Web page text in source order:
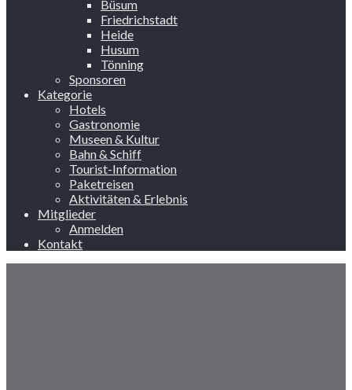
Büsum
Friedrichstadt
Heide
Husum
Tönning
Sponsoren
Kategorie
Hotels
Gastronomie
Museen & Kultur
Bahn & Schiff
Tourist-Information
Paketreisen
Aktivitäten & Erlebnis
Mitglieder
Anmelden
Kontakt